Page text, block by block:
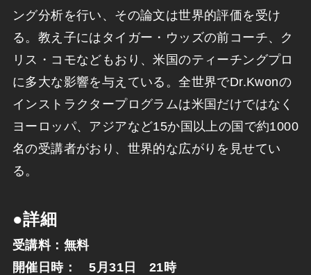
ング分析を行い、その論文は世界的評価を受け
る。教え子にはタイガー・ウッズの前コーチ、ク
リス・コモなどもおり、米国のティーチングプロ
に多大な影響を与えている。全世界でDr.Kwonの
インストラクタープログラムは米国だけではなく
ヨーロッパ、アジアなど15か国以上の国で約1000
名の受講者がおり、世界的な広がりを見せてい
る。
●詳細
受講料：無料
開催日時： 5月31日 21時